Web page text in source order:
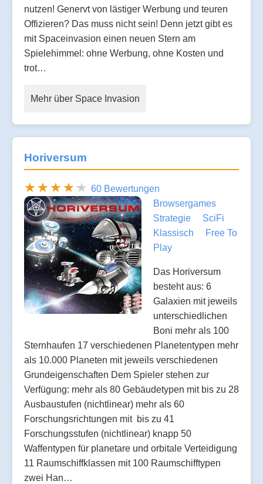
nutzen! Genervt von lästiger Werbung und teuren
Offizieren? Das muss nicht sein! Denn jetzt gibt es
mit Spaceinvasion einen neuen Stern am
Spielehimmel: ohne Werbung, ohne Kosten und
trot…
Mehr über Space Invasion
Horiversum
60 Bewertungen
Browsergames
Strategie
SciFi
Klassisch
Free To
Play
Das Horiversum
besteht aus: 6
Galaxien mit jeweils
unterschiedlichen
Boni mehr als 100
Sternhaufen 17 verschiedenen Planetentypen mehr
als 10.000 Planeten mit jeweils verschiedenen
Grundeigenschaften Dem Spieler stehen zur
Verfügung: mehr als 80 Gebäudetypen mit bis zu 28
Ausbaustufen (nichtlinear) mehr als 60
Forschungsrichtungen mit bis zu 41
Forschungsstufen (nichtlinear) knapp 50
Waffentypen für planetare und orbitale Verteidigung
11 Raumschiffklassen mit 100 Raumschifftypen
zwei Han…